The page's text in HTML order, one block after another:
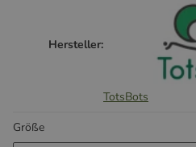
Hersteller:
TotsBots
Größe